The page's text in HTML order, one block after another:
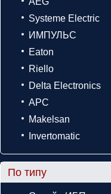
Systeme Electric
ИМПУЛЬС
Eaton
Riello
Delta Electronics
APC
Makelsan
Invertomatic
По типу